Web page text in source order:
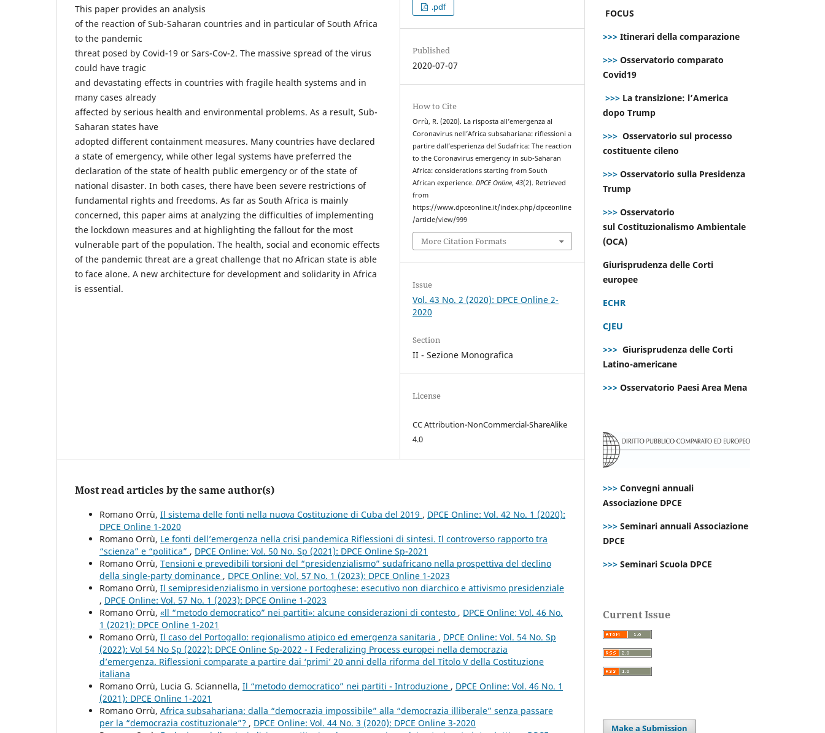
This paper provides an analysis
of the reaction of Sub-Saharan countries and in particular of South Africa
to the pandemic
threat posed by Covid-19 or Sars-Cov-2. The massive spread of the virus
could have tragic
and devastating effects in countries with fragile health systems and in
many cases already
affected by serious health and environmental problems. As a result, Sub-
Saharan states have
adopted different containment measures. Many countries have declared
a state of emergency, while other legal systems have preferred the
declaration of the state of health public emergency or of the state of
national disaster. In both cases, there have been severe restrictions of
fundamental rights and freedoms. As far as South Africa is mainly
concerned, this paper aims at analyzing the difficulties of implementing
the lockdown measures and at highlighting the fallout for the most
vulnerable part of the population. The health, social and economic effects
of the pandemic threat are a great challenge that no African state is able
to face alone. A new architecture for development and solidarity in Africa
is essential.
.pdf
Published
2020-07-07
How to Cite
Orrù, R. (2020). La risposta all’emergenza al
Coronavirus nell’Africa subsahariana: riflessioni a
partire dall’esperienza del Sudafrica: The reaction
to the Coronavirus emergency in sub-Saharan
Africa: considerations starting from South
African experience.DPCE Online,43(2). Retrieved
from
https://www.dpceonline.it/index.php/dpceonline
/article/view/999
More Citation Formats
Issue
Vol. 43 No. 2 (2020): DPCE Online 2-
2020
Section
II - Sezione Monografica
License
CC Attribution-NonCommercial-ShareAlike
4.0
Most read articles by the same author(s)
Romano Orrù, Il sistema delle fonti nella nuova Costituzione di Cuba del 2019 , DPCE Online: Vol. 42 No. 1 (2020):
DPCE Online 1-2020
Romano Orrù, Le fonti dell’emergenza nella crisi pandemica Riflessioni di sintesi. Il controverso rapporto tra
“scienza” e “politica” , DPCE Online: Vol. 50 No. Sp (2021): DPCE Online Sp-2021
Romano Orrù, Tensioni e prevedibili torsioni del “presidenzialismo” sudafricano nella prospettiva del declino
della single-party dominance , DPCE Online: Vol. 57 No. 1 (2023): DPCE Online 1-2023
Romano Orrù, Il semipresidenzialismo in versione portoghese: esecutivo non diarchico e attivismo presidenziale
, DPCE Online: Vol. 57 No. 1 (2023): DPCE Online 1-2023
Romano Orrù, «ll “metodo democratico” nei partiti»: alcune considerazioni di contesto , DPCE Online: Vol. 46 No.
1 (2021): DPCE Online 1-2021
Romano Orrù, Il caso del Portogallo: regionalismo atipico ed emergenza sanitaria , DPCE Online: Vol. 54 No. Sp
(2022): Vol 54 No Sp (2022): DPCE Online Sp-2022 - I Federalizing Process europei nella democrazia
d’emergenza. Riflessioni comparate a partire dai ‘primi’ 20 anni della riforma del Titolo V della Costituzione
italiana
Romano Orrù, Lucia G. Sciannella, Il “metodo democratico” nei partiti - Introduzione , DPCE Online: Vol. 46 No. 1
(2021): DPCE Online 1-2021
Romano Orrù, Africa subsahariana: dalla “democrazia impossibile” alla “democrazia illiberale” senza passare
per la “democrazia costituzionale”? , DPCE Online: Vol. 44 No. 3 (2020): DPCE Online 3-2020
FOCUS
>>> Itinerari della comparazione
>>> Osservatorio comparato
Covid19
>>> La transizione: l’America
dopo Trump
>>> Osservatorio sul processo
costituente cileno
>>> Osservatorio sulla Presidenza
Trump
>>> Osservatorio
sul Costituzionalismo Ambientale
(OCA)
Giurisprudenza delle Corti
europee
ECHR
CJEU
>>> Giurisprudenza delle Corti
Latino-americane
>>> Osservatorio Paesi Area Mena
>>> Convegni annuali
Associazione DPCE
>>> Seminari annuali Associazione
DPCE
>>> Seminari Scuola DPCE
Current Issue
Make a Submission